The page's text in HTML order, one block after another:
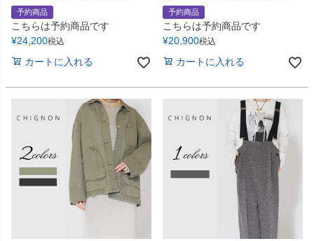
予約商品
こちらは予約商品です
¥24,200税込
カートに入れる
予約商品
こちらは予約商品です
¥20,900税込
カートに入れる